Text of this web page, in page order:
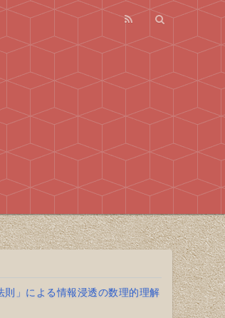
則」による情報浸透の数理的理解